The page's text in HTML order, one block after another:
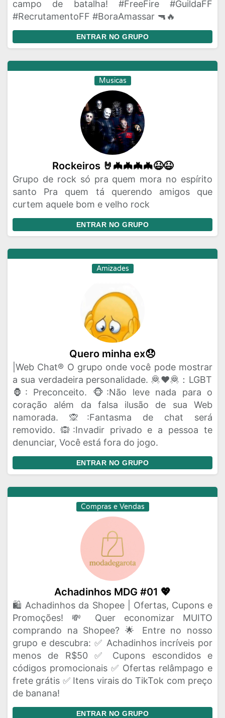
campo de batalha! #FreeFire #GuildaFF
#RecrutamentoFF #BoraAmassar 🔫🔥
ENTRAR NO GRUPO
Musicas
Rockeiros 🤘🦇🦇🦇🦇😆😆
Grupo de rock só pra quem mora no espírito
santo Pra quem tá querendo amigos que
curtem aquele bom e velho rock
ENTRAR NO GRUPO
Amizades
Quero minha ex😞
|Web Chat® O grupo onde você pode mostrar
a sua verdadeira personalidade. 🦧♥️🦧：LGBT
🦍: Preconceito. 🐵:Não leve nada para o
coração além da falsa ilusão de sua Web
namorada. 🙊:Fantasma de chat será
removido. 🙉:Invadir privado e a pessoa te
denunciar, Você está fora do jogo.
ENTRAR NO GRUPO
Compras e Vendas
Achadinhos MDG #01 💖
🛍️ Achadinhos da Shopee | Ofertas, Cupons e
Promoções! 💸 Quer economizar MUITO
comprando na Shopee? 🌟 Entre no nosso
grupo e descubra: ✅ Achadinhos incríveis por
menos de R$50 ✅ Cupons escondidos e
códigos promocionais ✅ Ofertas relâmpago e
frete grátis ✅ Itens virais do TikTok com preço
de banana!
ENTRAR NO GRUPO